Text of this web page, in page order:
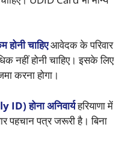
होनी चाहिएआवेदक के परिवार
नहीं होनी चाहिए। इसके लिए
करना होगा।
ID) होना अनिवार्यहरियाणा में
पहचान पत्र जरूरी है। बिना